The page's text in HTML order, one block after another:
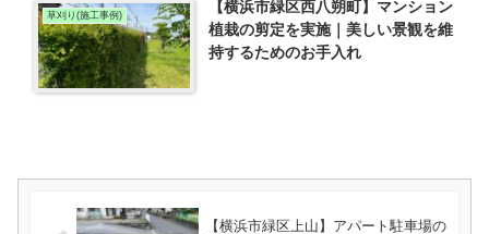
草刈り(施工事例)
【横浜市緑区西八朔町】マンション
植栽の剪定を実施｜美しい景観を維
持するためのお手入れ
【横浜市緑区上山】アパート駐車場の